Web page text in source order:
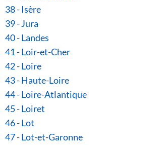
38 - Isère
39 - Jura
40 - Landes
41 - Loir-et-Cher
42 - Loire
43 - Haute-Loire
44 - Loire-Atlantique
45 - Loiret
46 - Lot
47 - Lot-et-Garonne